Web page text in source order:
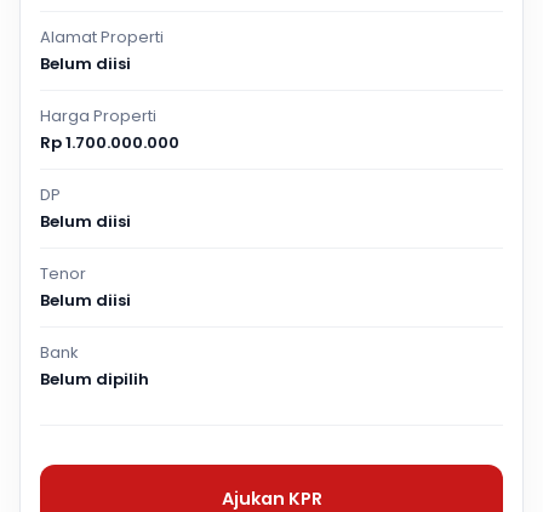
Alamat Properti
Belum diisi
Harga Properti
Rp 1.700.000.000
DP
Belum diisi
Tenor
Belum diisi
Bank
Belum dipilih
Ajukan KPR